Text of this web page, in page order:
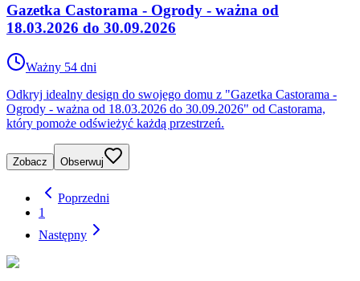
Gazetka Castorama - Ogrody - ważna od
18.03.2026 do 30.09.2026
Ważny 54 dni
Odkryj idealny design do swojego domu z "Gazetka Castorama -
Ogrody - ważna od 18.03.2026 do 30.09.2026" od Castorama,
który pomoże odświeżyć każdą przestrzeń.
Zobacz Obserwuj
Poprzedni
1
Następny